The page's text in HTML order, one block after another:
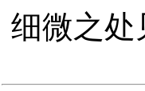
细微之